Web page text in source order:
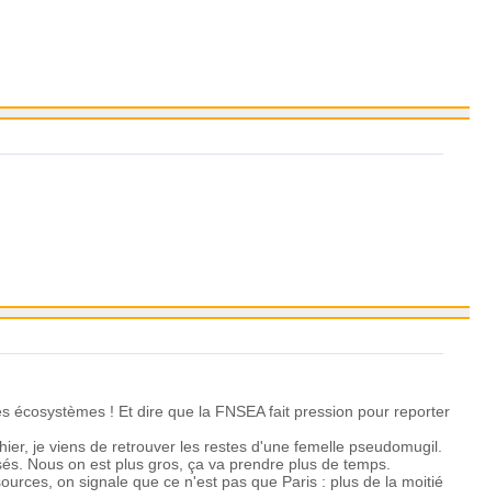
écosystèmes ! Et dire que la FNSEA fait pression pour reporter
je viens de retrouver les restes d'une femelle pseudomugil.
Nous on est plus gros, ça va prendre plus de temps.
on signale que ce n'est pas que Paris : plus de la moitié